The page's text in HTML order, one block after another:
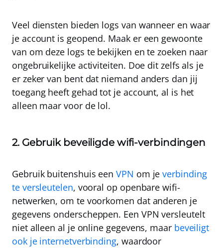
Veel diensten bieden logs van wanneer en waar
je account is geopend. Maak er een gewoonte
van om deze logs te bekijken en te zoeken naar
ongebruikelijke activiteiten. Doe dit zelfs als je
er zeker van bent dat niemand anders dan jij
toegang heeft gehad tot je account, al is het
alleen maar voor de lol.
2. Gebruik beveiligde wifi-verbindingen
Gebruik buitenshuis eenVPN om jeverbinding
te versleutelen, vooral op openbare wifi-
netwerken, om te voorkomen dat anderen je
gegevens onderscheppen. Een VPN versleutelt
niet alleen al je online gegevens, maar beveiligt
ook je internetverbinding, waardoor